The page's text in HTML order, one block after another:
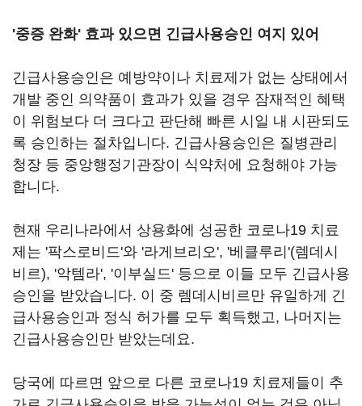
'중증 완화' 효과 있으면 긴급사용승인 여지 있어
긴급사용승인은 예방약이나 치료제가 없는 상태에서
개발 중인 의약품이 효과가 있을 경우 잠재적인 혜택
이 위험보다 더 크다고 판단해 빠른 시일 내 시판되도
록 승인하는 절차입니다. 긴급사용승인은 질병관리
청장 등 중앙행정기관장이 식약처에 요청해야 가능
합니다.
현재 우리나라에서 상용화에 성공한 코로나19 치료
제는 '팍스로비드'와 '라게브리오', '베클루리'(렘데시
비르), '악템라', '이부실드' 등으로 이들 모두 긴급사용
승인을 받았습니다. 이 중 렘데시비르만 유일하게 긴
급사용승인과 정식 허가를 모두 획득했고, 나머지는
긴급사용승인만 받았는데요.
당국에 따르면 앞으로 다른 코로나19 치료제들이 추